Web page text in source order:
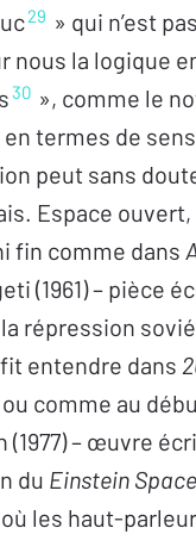
29 » qui n’est
nous la logique
30 », comme le
en termes de
peut sans
Espace
fin comme dans
(1961) – pièce
répression
entendre dans
ou comme au
(1977) – œuvre
du Einstein
les haut-